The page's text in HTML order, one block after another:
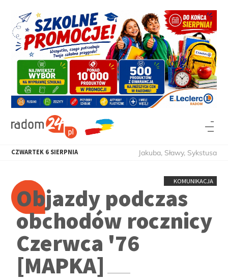
CZWARTEK 6 SIERPNIA Jakuba, Sławy, Sykstusa
KOMUNIKACJA
Objazdy podczas
obchodów rocznicy
Czerwca '76
[MAPKA]